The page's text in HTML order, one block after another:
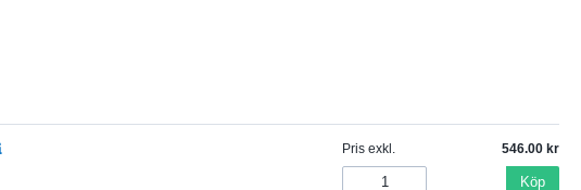
Pris exkl. 546.00
Köp